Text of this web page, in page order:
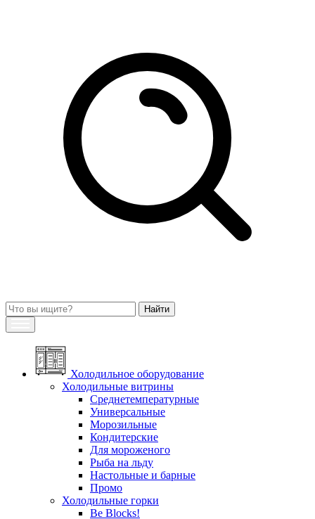
Холодильное оборудование
Холодильные витрины
Среднетемпературные
Универсальные
Морозильные
Кондитерские
Для мороженого
Рыба на льду
Настольные и барные
Промо
Холодильные горки
Be Blocks!